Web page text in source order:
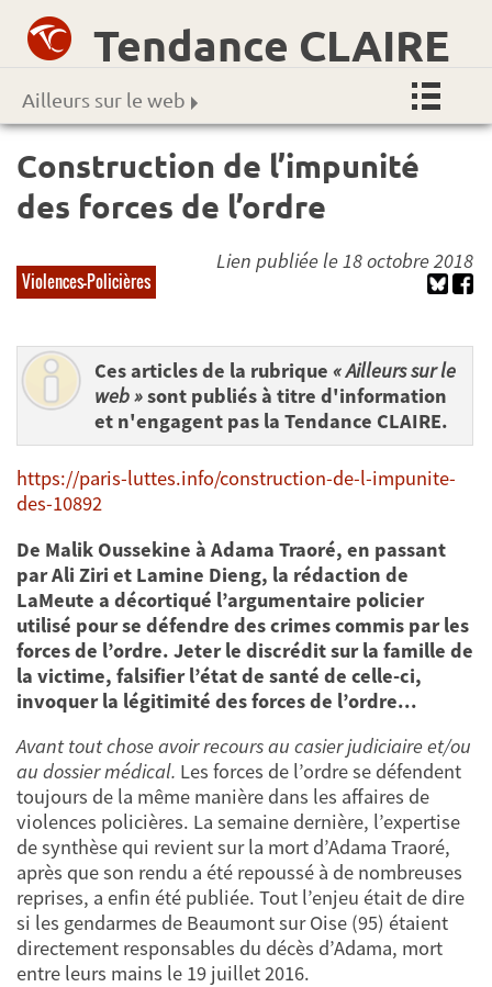
Tendance CLAIRE
Ailleurs sur le web
Construction de l’impunité
des forces de l’ordre
Violences-Policières
Lien publiée le 18 octobre 2018
Ces articles de la rubrique « Ailleurs sur le
web »sont publiés à titre d'information
et n'engagent pas la Tendance CLAIRE.
https://paris-luttes.info/construction-de-l-impunite-
des-10892
De Malik Oussekine à Adama Traoré, en passant
par Ali Ziri et Lamine Dieng, la rédaction de
LaMeute a décortiqué l’argumentaire policier
utilisé pour se défendre des crimes commis par les
forces de l’ordre. Jeter le discrédit sur la famille de
la victime, falsifier l’état de santé de celle-ci,
invoquer la légitimité des forces de l’ordre...
Avant tout chose avoir recours au casier judiciaire et/ou
au dossier médical. Les forces de l’ordre se défendent
toujours de la même manière dans les affaires de
violences policières. La semaine dernière, l’expertise
de synthèse qui revient sur la mort d’Adama Traoré,
après que son rendu a été repoussé à de nombreuses
reprises, a enfin été publiée. Tout l’enjeu était de dire
si les gendarmes de Beaumont sur Oise (95) étaient
directement responsables du décès d’Adama, mort
entre leurs mains le 19 juillet 2016.